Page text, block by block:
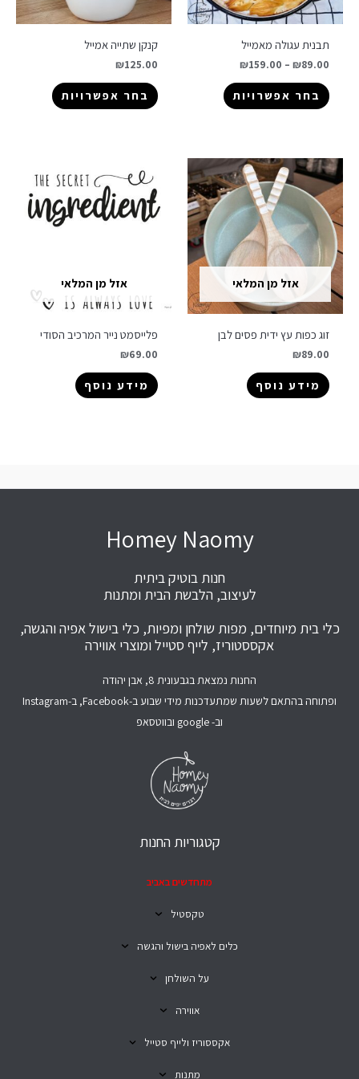
תבנית עגולה מאמייל
₪89.00
–
₪159.00
בחר אפשרויות
קנקן שתייה אמייל
₪125.00
בחר אפשרויות
אזל מן המלאי
זוג כפות עץ ידית פסים לבן
₪89.00
מידע נוסף
אזל מן המלאי
פלייסמט נייר המרכיב הסודי
₪69.00
מידע נוסף
Homey Naomy
חנות בוטיק ביתית
לעיצוב, הלבשת הבית ומתנות
כלי בית מיוחדים, מפות שולחן ומפיות, כלי בישול אפיה והגשה,
אקססטוריז, לייף סטייל ומוצרי אווירה
החנות נמצאת בגבעונית 8, אבן יהודה
ופתוחה בהתאם לשעות שמתעדכנות מידי שבוע ב-Facebook, ב-Instagram
וב- google ובווטסאפ
קטגוריות החנות
מתחדשים באביב
טקסטיל
כלים לאפיה בישול והגשה
על השולחן
אווירה
אקססוריז ולייף סטייל
מתנות